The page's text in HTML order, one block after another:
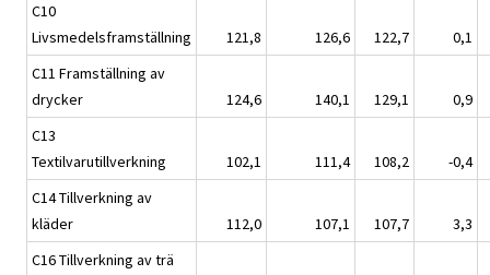
C10
Livsmedelsframställning
121,8 126,6 122,7
0,1
C11 Framställning av
drycker
124,6 140,1 129,1
0,9
C13
Textilvarutillverkning
102,1 111,4 108,2
-0,4
C14 Tillverkning av
kläder
112,0 107,1 107,7
3,3
C16 Tillverkning av trä